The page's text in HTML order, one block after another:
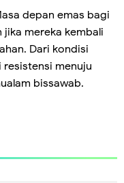
depan emas bagi
mereka kembali
Dari kondisi
menuju
bissawab.